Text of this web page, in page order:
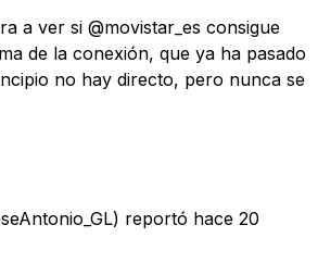
a ver si @movistar_es consigue
de la conexión, que ya ha pasado
no hay directo, pero nunca se
reportó hace 20